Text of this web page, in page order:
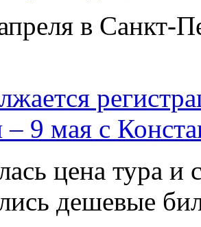
в Санкт-
– 9 мая с
цена тура и
дешевые